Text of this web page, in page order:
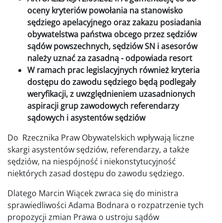
oceny kryteriów powołania na stanowisko
sędziego apelacyjnego oraz zakazu posiadania
obywatelstwa państwa obcego przez sędziów
sądów powszechnych, sędziów SN i asesorów
należy uznać za zasadną - odpowiada resort
W ramach prac legislacyjnych również kryteria
dostępu do zawodu sędziego będą podlegały
weryfikacji, z uwzględnieniem uzasadnionych
aspiracji grup zawodowych referendarzy
sądowych i asystentów sędziów
Do Rzecznika Praw Obywatelskich wpływają liczne
skargi asystentów sędziów, referendarzy, a także
sędziów, na niespójność i niekonstytucyjność
niektórych zasad dostępu do zawodu sędziego.
Dlatego Marcin Wiącek zwraca się do ministra
sprawiedliwości Adama Bodnara o rozpatrzenie tych
propozycji zmian Prawa o ustroju sądów